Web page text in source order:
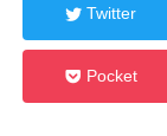
Twitter
Pocket